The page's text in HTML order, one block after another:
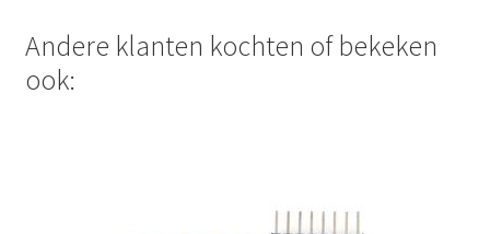
Andere klanten kochten of bekeken
ook: